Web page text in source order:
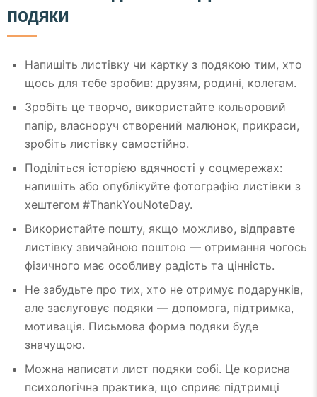
подяки
Напишіть листівку чи картку з подякою тим, хто
щось для тебе зробив: друзям, родині, колегам.
Зробіть це творчо, використайте кольоровий
папір, власноруч створений малюнок, прикраси,
зробіть листівку самостійно.
Поділіться історією вдячності у соцмережах:
напишіть або опублікуйте фотографію листівки з
хештегом #ThankYouNoteDay.
Використайте пошту, якщо можливо, відправте
листівку звичайною поштою — отримання чогось
фізичного має особливу радість та цінність.
Не забудьте про тих, хто не отримує подарунків,
але заслуговує подяки — допомога, підтримка,
мотивація. Письмова форма подяки буде
значущою.
Можна написати лист подяки собі. Це корисна
психологічна практика, що сприяє підтримці